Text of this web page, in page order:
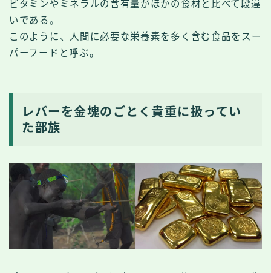
ビタミンやミネラルの含有量がほかの食材と比べて段違
いである。
このように、人間に必要な栄養素を多く含む食品をスー
パーフードと呼ぶ。
レバーを金塊のごとく貴重に扱ってい
た部族